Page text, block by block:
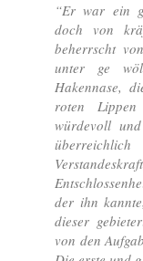
“Er war ein
doch von
beherrscht
unter ge
Hakennase,
roten
würdevoll
der ihn
dieser
von den